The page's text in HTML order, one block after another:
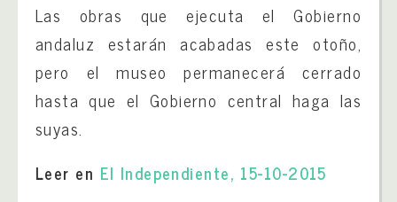
Las obras que ejecuta el Gobierno
andaluz estarán acabadas este otoño,
pero el museo permanecerá cerrado
hasta que el Gobierno central haga las
suyas.
Leer en El Independiente, 15-10-2015